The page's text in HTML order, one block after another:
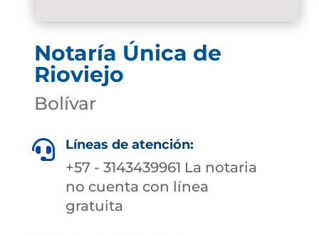
Notaría Única de
Rioviejo
Bolívar
 Líneas de atención:
+57 - 3143439961 La notaria
no cuenta con línea
gratuita